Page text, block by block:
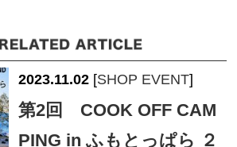
2023.11.02 [SHOP EVENT]
第2回 COOK OFF CAM
PING in ふもとっぱら ２